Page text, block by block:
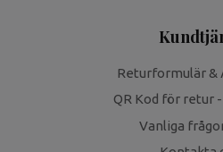
Returformulär &
QR Kod för retur
Vanliga